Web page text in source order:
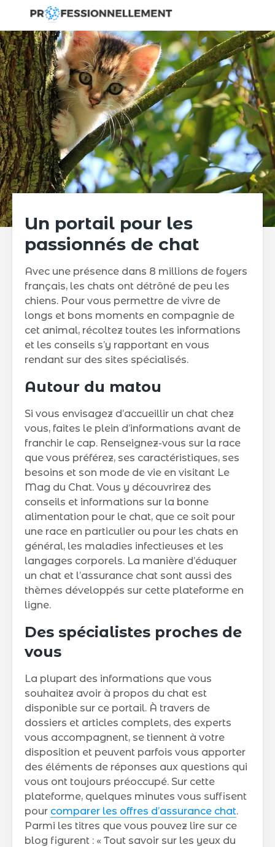
Un portail pour les
passionnés de chat
Avec une présence dans 8 millions de foyers
français, les chats ont détrôné de peu les
chiens. Pour vous permettre de vivre de
longs et bons moments en compagnie de
cet animal, récoltez toutes les informations
et les conseils s’y rapportant en vous
rendant sur des sites spécialisés.
Autour du matou
Si vous envisagez d’accueillir un chat chez
vous, faites le plein d’informations avant de
franchir le cap. Renseignez-vous sur la race
que vous préférez, ses caractéristiques, ses
besoins et son mode de vie en visitant Le
Mag du Chat. Vous y découvrirez des
conseils et informations sur la bonne
alimentation pour le chat, que ce soit pour
une race en particulier ou pour les chats en
général, les maladies infectieuses et les
langages corporels. La manière d’éduquer
un chat et l’assurance chat sont aussi des
thèmes développés sur cette plateforme en
ligne.
Des spécialistes proches de
vous
La plupart des informations que vous
souhaitez avoir à propos du chat est
disponible sur ce portail. À travers de
dossiers et articles complets, des experts
vous accompagnent, se tiennent à votre
disposition et peuvent parfois vous apporter
des éléments de réponses aux questions qui
vous ont toujours préoccupé. Sur cette
plateforme, quelques minutes vous suffisent
pour comparer les offres d’assurance chat.
Parmi les titres que vous pouvez lire sur ce
blog figurent : « Tout savoir sur les yeux du